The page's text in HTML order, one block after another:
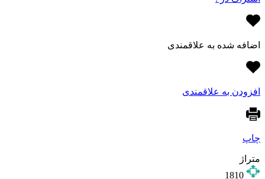
اضافه شده به علاقمندی
افزودن به علاقمندی
چاپ
متراژ
1810